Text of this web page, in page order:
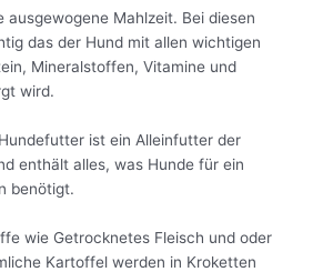
ausgewogene Mahlzeit. Bei diesen
das der Hund mit allen wichtigen
Mineralstoffen, Vitamine und
wird.
ist ein Alleinfutter der
enthält alles, was Hunde für ein
benötigt.
wie Getrocknetes Fleisch und oder
Kartoffel werden in Kroketten